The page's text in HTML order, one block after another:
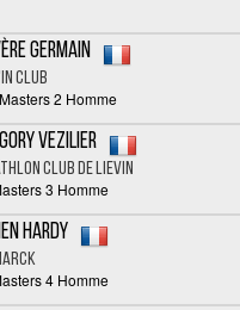
GERMAIN
CLUB
2 Homme
VEZILIER
club de Lievin
3 Homme
HARDY
4 Homme